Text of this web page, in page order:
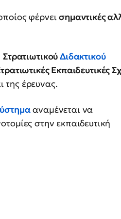
φέρνεισημαντικές
ΣτρατιωτικούΔιδακτικού
Εκπαιδευτικές
της έρευνας.
αναμένεται να
στην εκπαιδευτική